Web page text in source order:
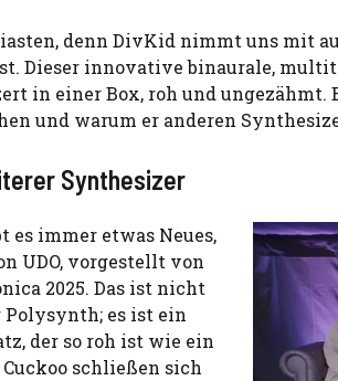
denn DivKid nimmt uns mit
Dieser innovative binaurale,
in einer Box, roh und
und warum er anderen
Synthesizer
es immer etwas Neues,
UDO, vorgestellt von
2025. Das ist nicht
es ist ein
der so roh ist wie ein
Cuckoo schließen sich